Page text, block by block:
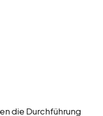
die Durchführung